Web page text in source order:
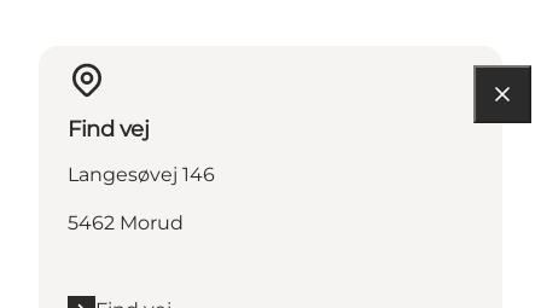
Find vej
Langesøvej 146
5462 Morud